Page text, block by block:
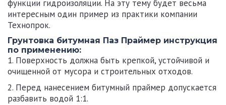
функции гидроизоляции. На эту тему будет весьма
интересным один пример из практики компании
Технопрок.
Грунтовка битумная Паз Праймер инструкция
по применению:
1. Поверхность должна быть крепкой, устойчивой и
очищенной от мусора и строительных отходов.
2. Перед нанесением битумный праймер допускается
разбавить водой 1:1.